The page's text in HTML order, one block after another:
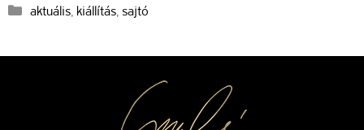
Kategória
aktuális, kiállítás,sajtó